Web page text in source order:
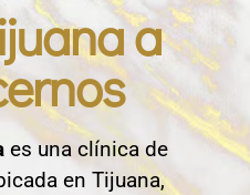
a
es una clínica de
en Tijuana,